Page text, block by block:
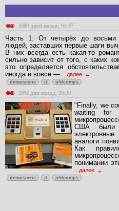
3380 дней назад, 01:57
Часть 1: От четырёх до восьми
людей, заставших первые шаги
В них всегда есть какая-то
сильно зависит от того, с каких
это определяется
иногда и вовсе —
...далее
demoscene it oldcomps
2892 дня назад, 20:30
"Finally, we
waiting
США были
аналоги
Как
понимании
...далее
demoscene it oldcomps